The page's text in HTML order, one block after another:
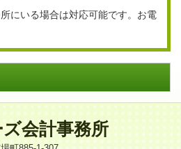
にいる場合は対応可能です。お電
会計事務所